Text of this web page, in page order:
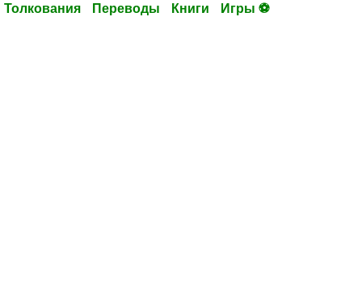
Толкования Переводы Книги Игры ⚽